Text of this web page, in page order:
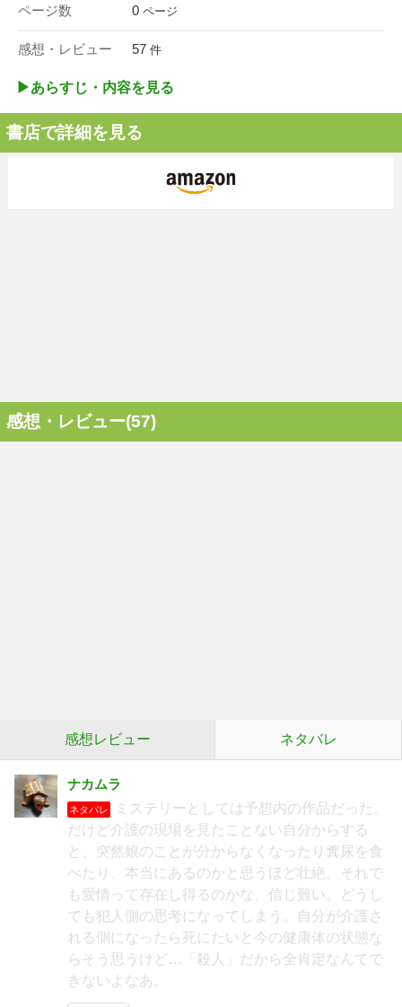
ページ数 0 ページ
感想・レビュー 57 件
▶︎あらすじ・内容を見る
書店で詳細を見る
感想・レビュー(57)
感想レビュー ネタバレ
ナカムラ
ネタバレ
ミステリーとしては予想内の作品だった。
だけど介護の現場を見たことない自分からする
と、突然娘のことが分からなくなったり糞尿を食
べたり、本当にあるのかと思うほど壮絶。それで
も愛情って存在し得るのかな、信じ難い。どうし
ても犯人側の思考になってしまう。自分が介護さ
れる側になったら死にたいと今の健康体の状態な
らそう思うけど…「殺人」だから全肯定なんてで
きないよなあ。